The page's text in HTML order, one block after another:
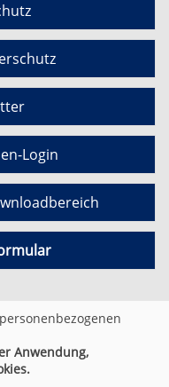
Login
Anwendung,